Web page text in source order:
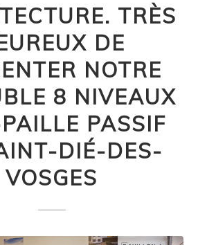
TRÈS
DE
NOTRE
8 NIVEAUX
PASSIF
DIÉ-DES-
VOSGES